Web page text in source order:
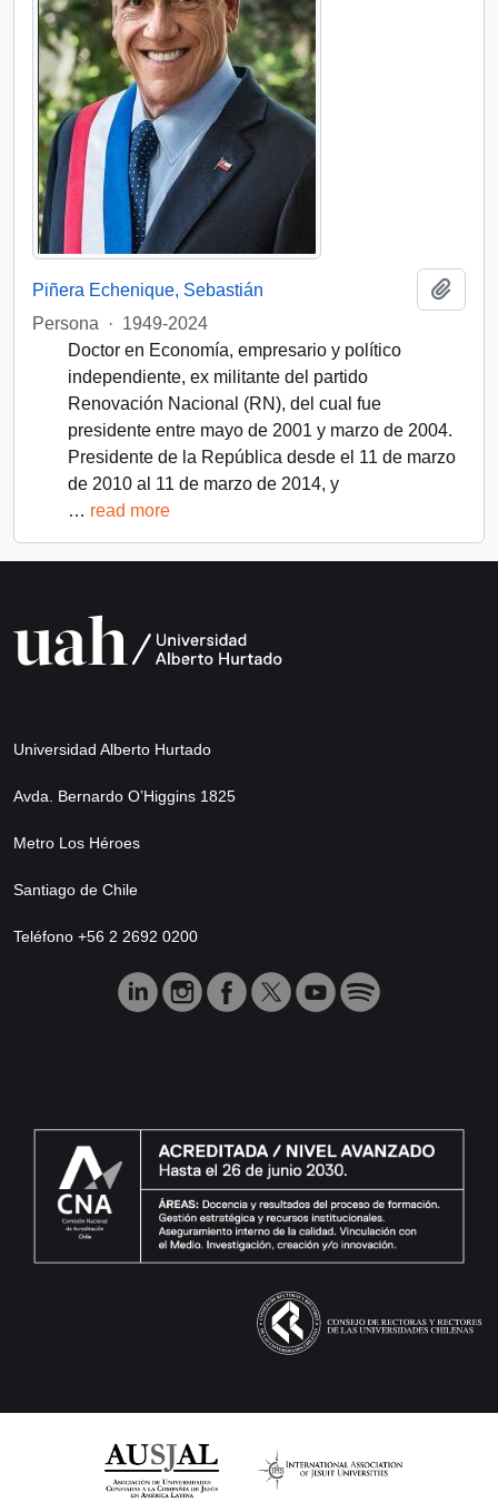
Piñera Echenique, Sebastián
Persona
· 1949-2024
Doctor en Economía, empresario y político
independiente, ex militante del partido
Renovación Nacional (RN), del cual fue
presidente entre mayo de 2001 y marzo de 2004.
Presidente de la República desde el 11 de marzo
de 2010 al 11 de marzo de 2014, y
… read more
Universidad Alberto Hurtado
Avda. Bernardo O’Higgins 1825
Metro Los Héroes
Santiago de Chile
Teléfono +56 2 2692 0200